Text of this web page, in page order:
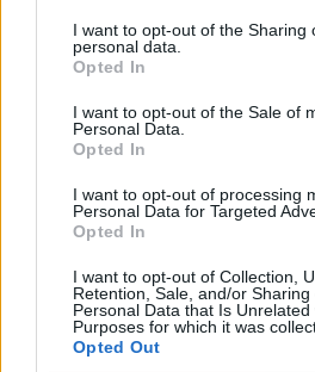
I want to opt-out of the Sharing
personal data.
Opted In
I want to opt-out of the Sale of
Personal Data.
Opted In
I want to opt-out of processing
Personal Data for Targeted
Opted In
I want to opt-out of Collection,
Retention, Sale, and/or Sharing
Personal Data that Is Unrelated
Purposes for which it was
Opted Out
teli geopolitikai környezetben is
versenyképesség megőrzését és
Brüsszel érvelése szerint az
A keresett cikk a portfolio.hu
regisztrációhoz kötött.
Az előfizetés a következőket
Portfolio.hu teljes